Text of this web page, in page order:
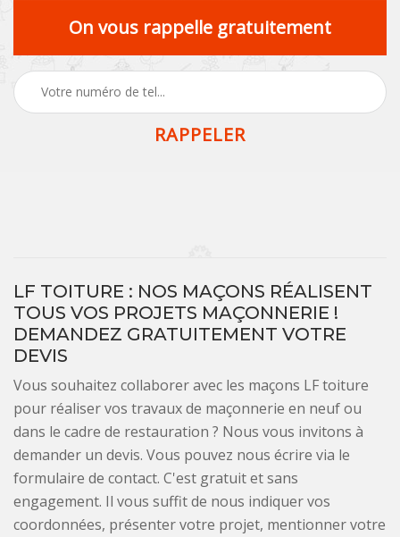
On vous rappelle gratuitement
LF TOITURE : NOS MAÇONS RÉALISENT
TOUS VOS PROJETS MAÇONNERIE !
DEMANDEZ GRATUITEMENT VOTRE
DEVIS
Vous souhaitez collaborer avec les maçons LF toiture
pour réaliser vos travaux de maçonnerie en neuf ou
dans le cadre de restauration ? Nous vous invitons à
demander un devis. Vous pouvez nous écrire via le
formulaire de contact. C'est gratuit et sans
engagement. Il vous suffit de nous indiquer vos
coordonnées, présenter votre projet, mentionner votre